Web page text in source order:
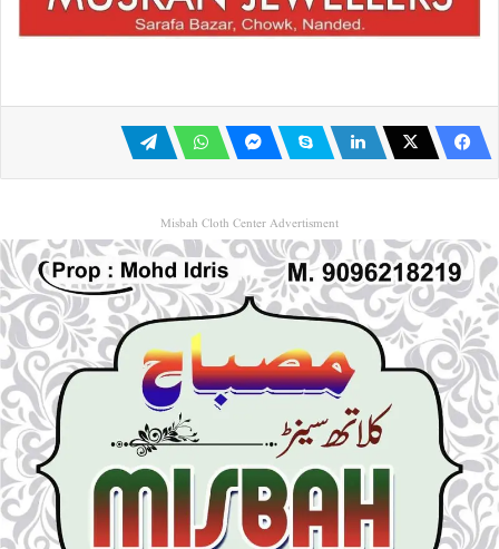
Misbah Cloth Center Advertisment